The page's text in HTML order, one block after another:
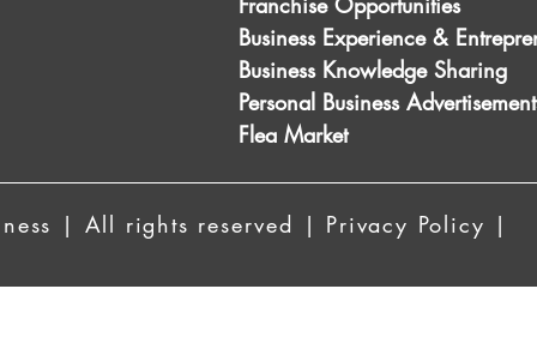
Business Experience &
Business Knowledge Sharing
Personal Business
Flea Market
| All rights reserved | Privacy Policy |